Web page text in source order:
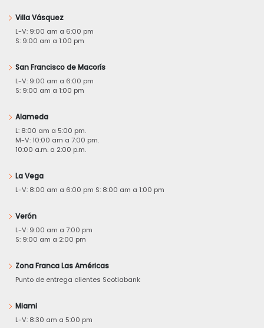
Villa Vásquez
L-V: 9:00 am a 6:00 pm
S: 9:00 am a 1:00 pm
San Francisco de Macorís
L-V: 9:00 am a 6:00 pm
S: 9:00 am a 1:00 pm
Alameda
L: 8:00 am a 5:00 pm.
M-V: 10:00 am a 7:00 pm.
10:00 a.m. a 2:00 p.m.
La Vega
L-V: 8:00 am a 6:00 pm S: 8:00 am a 1:00 pm
Verón
L-V: 9:00 am a 7:00 pm
S: 9:00 am a 2:00 pm
Zona Franca Las Américas
Punto de entrega clientes Scotiabank
Miami
L-V: 8:30 am a 5:00 pm